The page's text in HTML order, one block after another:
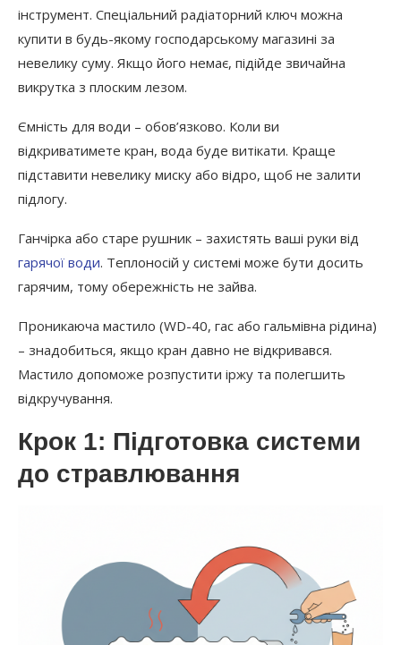
інструмент. Спеціальний радіаторний ключ можна
купити в будь-якому господарському магазині за
невелику суму. Якщо його немає, підійде звичайна
викрутка з плоским лезом.
Ємність для води – обов’язково. Коли ви
відкриватимете кран, вода буде витікати. Краще
підставити невелику миску або відро, щоб не залити
підлогу.
Ганчірка або старе рушник – захистять ваші руки від
гарячої води. Теплоносій у системі може бути досить
гарячим, тому обережність не зайва.
Проникаюча мастило (WD-40, гас або гальмівна рідина)
– знадобиться, якщо кран давно не відкривався.
Мастило допоможе розпустити іржу та полегшить
відкручування.
Крок 1: Підготовка системи
до стравлювання